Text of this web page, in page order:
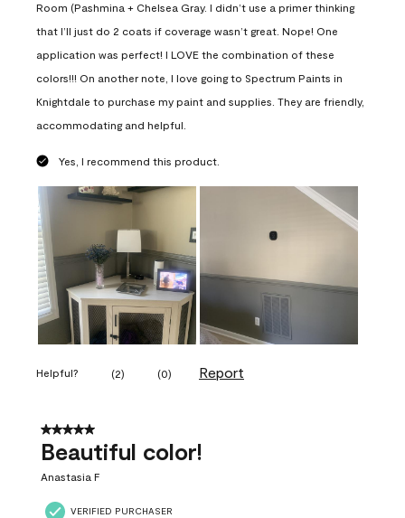
Room (Pashmina + Chelsea Gray. I didn’t use a primer thinking
that I’ll just do 2 coats if coverage wasn’t great. Nope! One
application was perfect! I LOVE the combination of these
colors!!! On another note, I love going to Spectrum Paints in
Knightdale to purchase my paint and supplies. They are friendly,
accommodating and helpful.
Yes, I recommend this product.
Helpful? (2) (0) Report
5 out of 5 stars.
Beautiful color!
Anastasia F
VERIFIED PURCHASER